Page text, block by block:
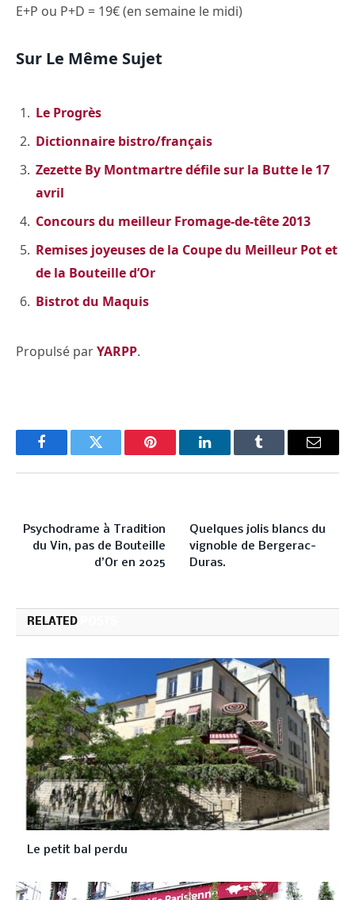
E+P ou P+D = 19€ (en semaine le midi)
Sur Le Même Sujet
Le Progrès
Dictionnaire bistro/français
Zezette By Montmartre défile sur la Butte le 17
avril
Concours du meilleur Fromage-de-tête 2013
Remises joyeuses de la Coupe du Meilleur Pot et
de la Bouteille d’Or
Bistrot du Maquis
Propulsé parYARPP.
FacebookTwitter Pinterest LinkedInTumblr Email
Psychodrame à Tradition
du Vin, pas de Bouteille
d’Or en 2025
Quelques jolis blancs du
vignoble de Bergerac-
Duras.
RELATED
Le petit bal perdu